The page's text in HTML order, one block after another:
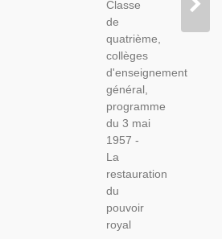
Classe
de
quatrième,
collèges
d'enseignement
général,
programme
du 3 mai
1957 -
La
restauration
du
pouvoir
royal